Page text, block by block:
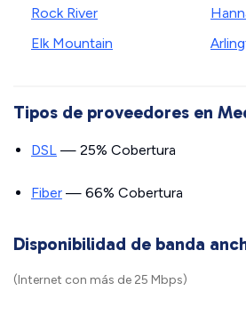
Rock River
Elk Mountain
Tipos de proveedores en
DSL — 25% Cobertura
Fiber — 66% Cobertura
Disponibilidad de banda
(Internet con más de 25 Mbps)